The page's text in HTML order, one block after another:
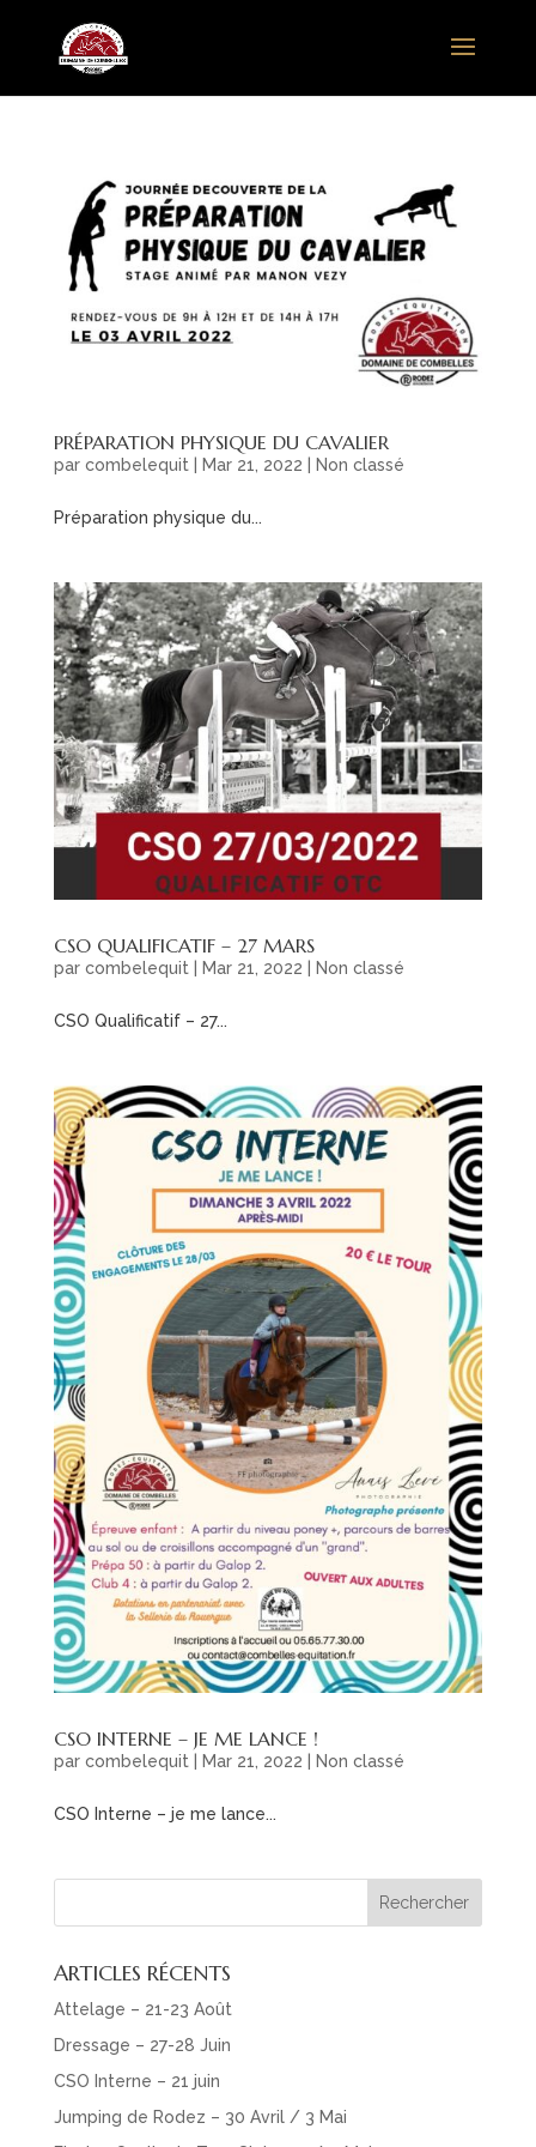
PRÉPARATION PHYSIQUE DU CAVALIER
par combelequit| Mar 21, 2022 Non classé
Préparation physique du...
CSO QUALIFICATIF – 27 MARS
par combelequit| Mar 21, 2022 Non classé
CSO Qualificatif – 27...
CSO INTERNE – JE ME LANCE !
par combelequit| Mar 21, 2022 Non classé
CSO Interne – je me lance...
ARTICLES RÉCENTS
Attelage – 21-23 Août
Dressage – 27-28 Juin
CSO Interne – 21 juin
Jumping de Rodez – 30 Avril / 3 Mai